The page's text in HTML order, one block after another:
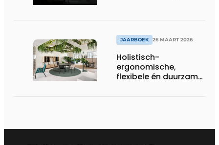
JAARBOEK 26 MAART 2026
Holistisch-
ergonomische,
flexibele én duurzame